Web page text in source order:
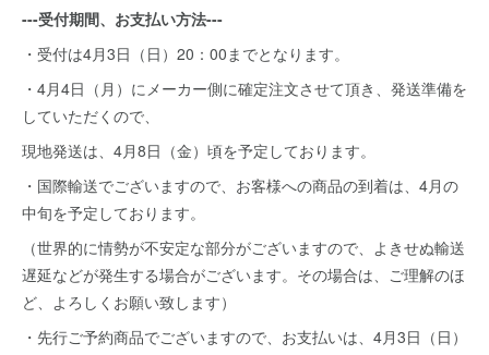
---受付期間、お支払い方法---
・受付は4月3日（日）20：00までとなります。
・4月4日（月）にメーカー側に確定注文させて頂き、発送準備を
していただくので、
現地発送は、4月8日（金）頃を予定しております。
・国際輸送でございますので、お客様への商品の到着は、4月の
中旬を予定しております。
（世界的に情勢が不安定な部分がございますので、よきせぬ輸送
遅延などが発生する場合がございます。その場合は、ご理解のほ
ど、よろしくお願い致します）
・先行ご予約商品でございますので、お支払いは、4月3日（日）